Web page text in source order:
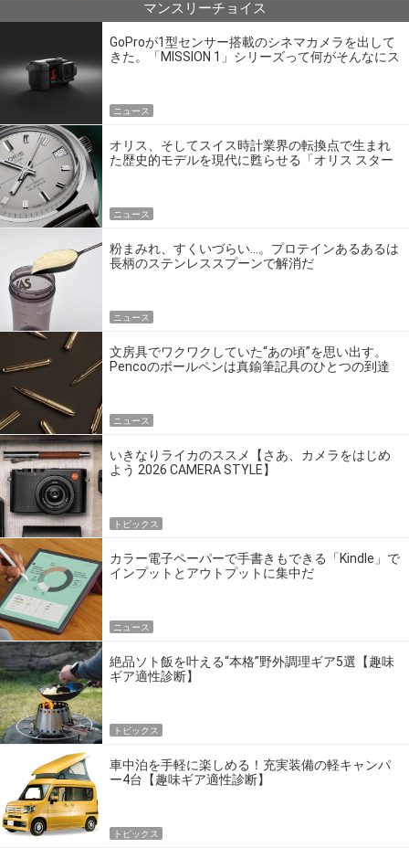
マンスリーチョイス
GoProが1型センサー搭載のシネマカメラを出して
きた。「MISSION 1」シリーズって何がそんなにス
ニュース
オリス、そしてスイス時計業界の転換点で生まれ
た歴史的モデルを現代に甦らせる「オリス スター
ニュース
粉まみれ、すくいづらい…。プロテインあるあるは
長柄のステンレススプーンで解消だ
ニュース
文房具でワクワクしていた“あの頃”を思い出す。
Pencoのボールペンは真鍮筆記具のひとつの到達
ニュース
いきなりライカのススメ【さあ、カメラをはじめ
よう 2026 CAMERA STYLE】
トピックス
カラー電子ペーパーで手書きもできる「Kindle」で
インプットとアウトプットに集中だ
ニュース
絶品ソト飯を叶える“本格”野外調理ギア5選【趣味
ギア適性診断】
トピックス
車中泊を手軽に楽しめる！充実装備の軽キャンパ
ー4台【趣味ギア適性診断】
トピックス